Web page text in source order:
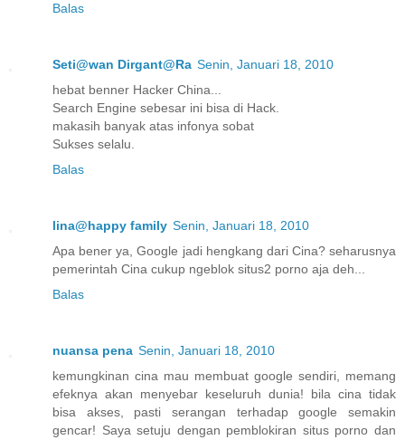
Balas
Seti@wan Dirgant@Ra Senin, Januari 18, 2010
hebat benner Hacker China...
Search Engine sebesar ini bisa di Hack.
makasih banyak atas infonya sobat
Sukses selalu.
Balas
lina@happy family Senin, Januari 18, 2010
Apa bener ya, Google jadi hengkang dari Cina? seharusnya
pemerintah Cina cukup ngeblok situs2 porno aja deh...
Balas
nuansa pena Senin, Januari 18, 2010
kemungkinan cina mau membuat google sendiri, memang
efeknya akan menyebar keseluruh dunia! bila cina tidak
bisa akses, pasti serangan terhadap google semakin
gencar! Saya setuju dengan pemblokiran situs porno dan